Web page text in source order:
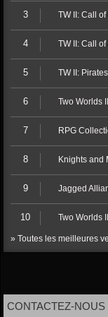
3 TW II: Call
4 TW II: Call
5 TW II:
6 Two Worlds
7 RPG
8 Knights and
9 Jagged
10 Two Worlds
» Toutes les meilleures
CONTACTEZ-NOUS